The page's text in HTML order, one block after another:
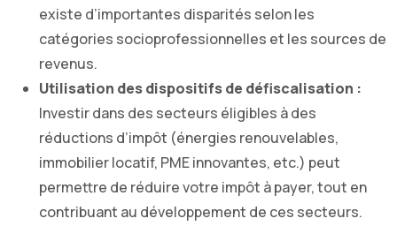
existe d’importantes disparités selon les
catégories socioprofessionnelles et les sources de
revenus.
Utilisation des dispositifs de défiscalisation :
Investir dans des secteurs éligibles à des
réductions d’impôt (énergies renouvelables,
immobilier locatif, PME innovantes, etc.) peut
permettre de réduire votre impôt à payer, tout en
contribuant au développement de ces secteurs.